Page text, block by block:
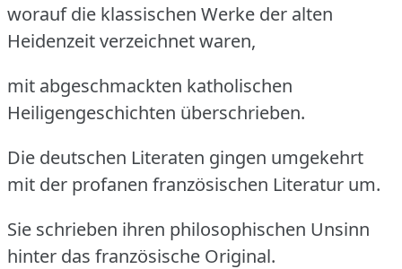
worauf die klassischen Werke der alten
Heidenzeit verzeichnet waren,
mit abgeschmackten katholischen
Heiligengeschichten überschrieben.
Die deutschen Literaten gingen umgekehrt
mit der profanen französischen Literatur um.
Sie schrieben ihren philosophischen Unsinn
hinter das französische Original.